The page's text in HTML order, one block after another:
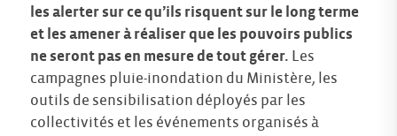
les alerter sur ce qu’ils risquent sur le long terme
et les amener à réaliser que les pouvoirs publics
ne seront pas en mesure de tout gérer. Les
campagnes pluie-inondation du Ministère, les
outils de sensibilisation déployés par les
collectivités et les événements organisés à